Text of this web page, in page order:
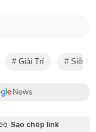
Giải Trí Siêu
Sao chép link